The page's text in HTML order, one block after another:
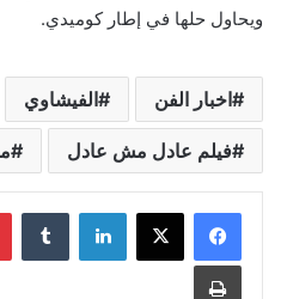
ويحاول حلها في إطار كوميدي.
اخبار الفن الفيشاوي
فيلم عادل مش عادل
لينكدإن
طباعة